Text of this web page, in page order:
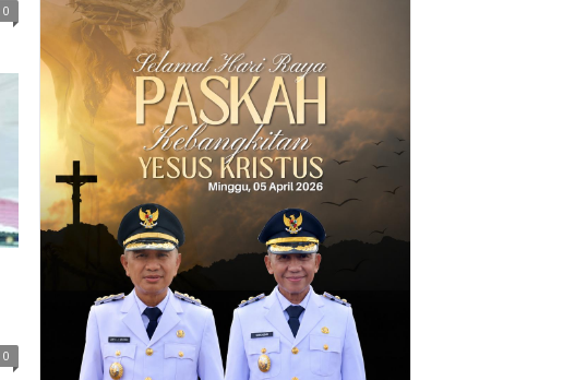
0
0